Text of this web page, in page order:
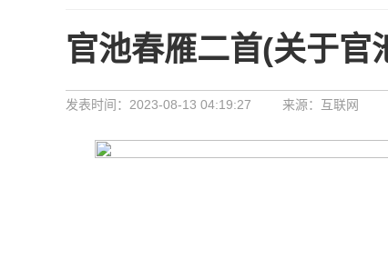
官池春雁二首(关于官
发表时间：2023-08-13 04:19:27 来源：互联网